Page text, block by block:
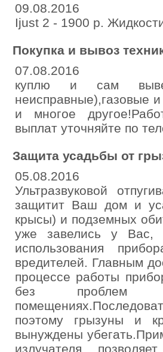
09.08.2016
Ijust 2 - 1900 р.
Покупка и вывоз
07.08.2016
куплю и сам
неисправные),газовые
и многое
выплат уточняйте по
Защита усадьбы от
05.08.2016
Ультразвуковой
защитит Ваш дом и
крысы) и подземных
уже завелись у Вас,
использования
вредителей. Главным
процессе работы
без проблем
поэтому грызуны и
вынуждены
излучателя,